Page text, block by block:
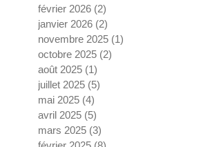
février 2026 (2)
janvier 2026 (2)
novembre 2025 (1)
octobre 2025 (2)
août 2025 (1)
juillet 2025 (5)
mai 2025 (4)
avril 2025 (5)
mars 2025 (3)